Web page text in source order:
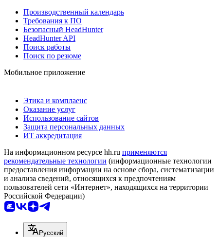
Производственный календарь
Требования к ПО
Безопасный HeadHunter
HeadHunter API
Поиск работы
Поиск по резюме
Мобильное приложение
Этика и комплаенс
Оказание услуг
Использование сайтов
Защита персональных данных
ИТ аккредитация
На информационном ресурсе hh.ru применяются
рекомендательные технологии (информационные технологии
предоставления информации на основе сбора, систематизации
и анализа сведений, относящихся к предпочтениям
пользователей сети «Интернет», находящихся на территории
Российской Федерации)
Русский